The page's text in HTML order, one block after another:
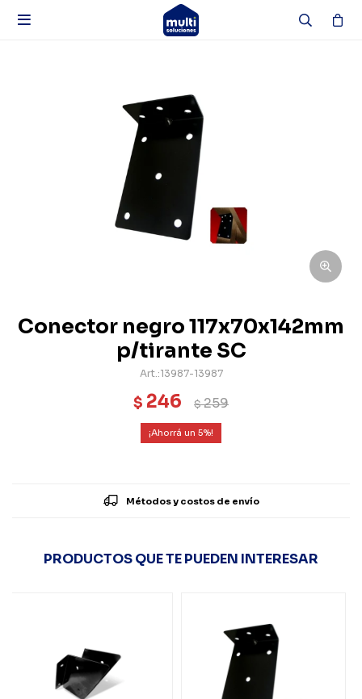

Conector negro 117x70x142mm
p/tirante SC
13987-13987
$ 246 $259
5
Métodos y costos de envío
PRODUCTOS QUE TE PUEDEN INTERESAR